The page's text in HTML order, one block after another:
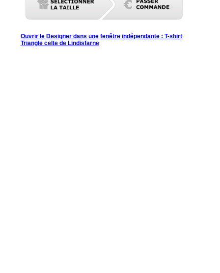
Ouvrir le Designer dans une fenêtre indépendante : T-shirt
Triangle celte de Lindisfarne